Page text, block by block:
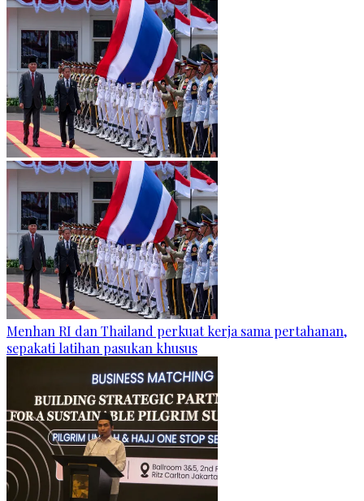
Menhan RI dan Thailand perkuat kerja sama pertahanan,
sepakati latihan pasukan khusus